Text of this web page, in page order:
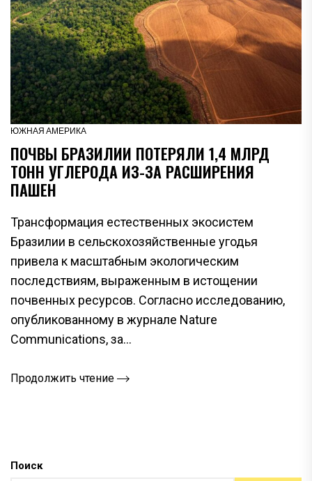
ЮЖНАЯ АМЕРИКА
ПОЧВЫ БРАЗИЛИИ ПОТЕРЯЛИ 1,4 МЛРД
ТОНН УГЛЕРОДА ИЗ-ЗА РАСШИРЕНИЯ
ПАШЕН
Трансформация естественных экосистем
Бразилии в сельскохозяйственные угодья
привела к масштабным экологическим
последствиям, выраженным в истощении
почвенных ресурсов. Согласно исследованию,
опубликованному в журнале Nature
Communications, за...
Продолжить чтение
Поиск